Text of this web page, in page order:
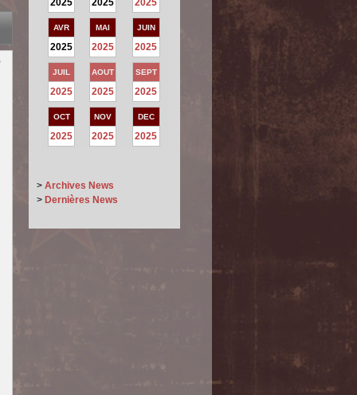
2025 2025 2025
AVR
2025
MAI
2025
JUIN
2025
JUIL
2025
AOUT
2025
SEPT
2025
OCT
2025
NOV
2025
DEC
2025
> Archives News
> Dernières News